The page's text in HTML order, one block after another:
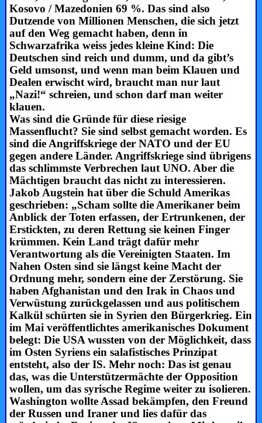
Kosovo / Mazedonien 69 %. Das sind also
Dutzende von Millionen Menschen, die sich jetzt
auf den Weg gemacht haben, denn in
Schwarzafrika weiss jedes kleine Kind: Die
Deutschen sind reich und dumm, und da gibt’s
Geld umsonst, und wenn man beim Klauen und
Dealen erwischt wird, braucht man nur laut
„Nazi!“ schreien, und schon darf man weiter
klauen.
Was sind die Gründe für diese riesige
Massenflucht? Sie sind selbst gemacht worden. Es
sind die Angriffskriege der NATO und der EU
gegen andere Länder. Angriffskriege sind übrigens
das schlimmste Verbrechen laut UNO. Aber die
Mächtigen braucht das nicht zu interessieren.
Jakob Augstein hat über die Schuld Amerikas
geschrieben: „Scham sollte die Amerikaner beim
Anblick der Toten erfassen, der Ertrunkenen, der
Erstickten, zu deren Rettung sie keinen Finger
krümmen. Kein Land trägt dafür mehr
Verantwortung als die Vereinigten Staaten. Im
Nahen Osten sind sie längst keine Macht der
Ordnung mehr, sondern eine der Zerstörung. Sie
haben Afghanistan und den Irak in Chaos und
Verwüstung zurückgelassen und aus politischem
Kalkül schürten sie in Syrien den Bürgerkrieg. Ein
im Mai veröffentlichtes amerikanisches Dokument
belegt: Die USA wussten von der Möglichkeit, dass
im Osten Syriens ein salafistisches Prinzipat
entsteht, also der IS. Mehr noch: Das ist genau
das, was die Unterstützermächte der Opposition
wollen, um das syrische Regime weiter zu isolieren.
Washington wollte Assad bekämpfen, den Freund
der Russen und Iraner und lies dafür das